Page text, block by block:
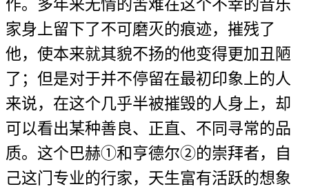
作。多年来无情的苦难在这个不幸的音乐
家身上留下了不可磨灭的痕迹，摧残了
他，使本来就其貌不扬的他变得更加丑陋
了；但是对于并不停留在最初印象上的人
来说，在这个几乎半被摧毁的人身上，却
可以看出某种善良、正直、不同寻常的品
质。这个巴赫①和亨德尔②的崇拜者，自
己这门专业的行家，天生富有活跃的想象